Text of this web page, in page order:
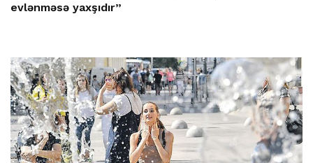
evlənməsə yaxşıdır”